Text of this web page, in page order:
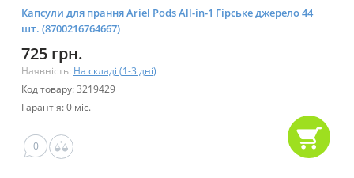
Капсули для прання Ariel Pods All-in-1 Гірське джерело 44
шт. (8700216764667)
725 грн.
Наявність: На складі (1-3 дні)
Код товару: 3219429
Гарантія: 0 міс.
0